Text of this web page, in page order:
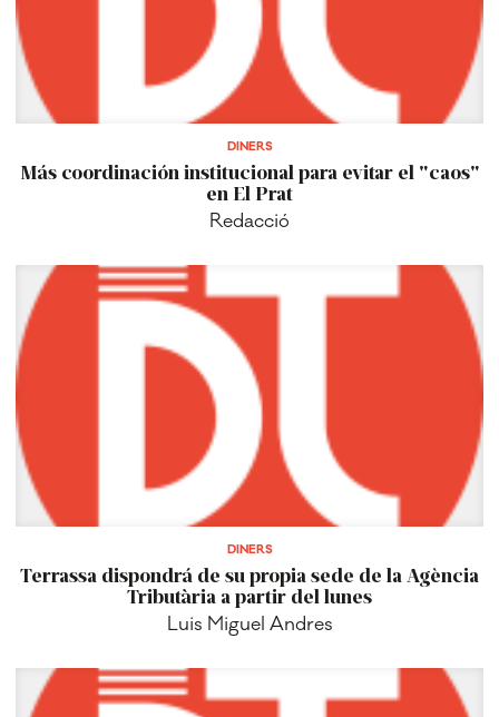
DINERS
Más coordinación institucional para evitar el "caos"
en El Prat
Redacció
DINERS
Terrassa dispondrá de su propia sede de la Agència
Tributària a partir del lunes
Luis Miguel Andres